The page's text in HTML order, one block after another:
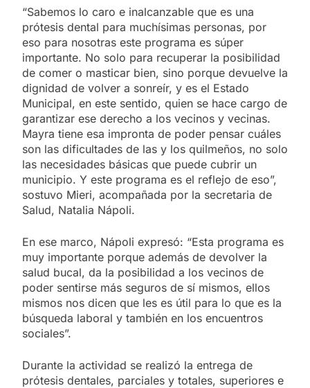
“Sabemos lo caro e inalcanzable que es una
prótesis dental para muchísimas personas, por
eso para nosotras este programa es súper
importante. No solo para recuperar la posibilidad
de comer o masticar bien, sino porque devuelve la
dignidad de volver a sonreír, y es el Estado
Municipal, en este sentido, quien se hace cargo de
garantizar ese derecho a los vecinos y vecinas.
Mayra tiene esa impronta de poder pensar cuáles
son las dificultades de las y los quilmeños, no solo
las necesidades básicas que puede cubrir un
municipio. Y este programa es el reflejo de eso”,
sostuvo Mieri, acompañada por la secretaria de
Salud, Natalia Nápoli.
En ese marco, Nápoli expresó: “Esta programa es
muy importante porque además de devolver la
salud bucal, da la posibilidad a los vecinos de
poder sentirse más seguros de sí mismos, ellos
mismos nos dicen que les es útil para lo que es la
búsqueda laboral y también en los encuentros
sociales”.
Durante la actividad se realizó la entrega de
prótesis dentales, parciales y totales, superiores e